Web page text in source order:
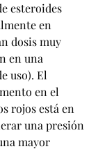
esteroides
en
dosis muy
en una
uso). El
en el
rojos está en
una presión
mayor